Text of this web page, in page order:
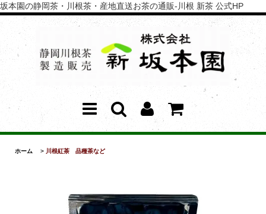
坂本園の静岡茶・川根茶・産地直送お茶の通販-川根 新茶 公式HP
ホーム > 川根紅茶 品種茶など